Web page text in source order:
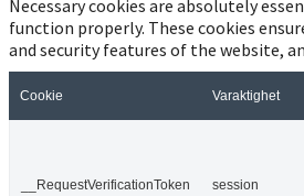
Necessary cookies are absolutely
function properly. These cookies
and security features of the website,
Cookie Varaktighet
__RequestVerificationToken session